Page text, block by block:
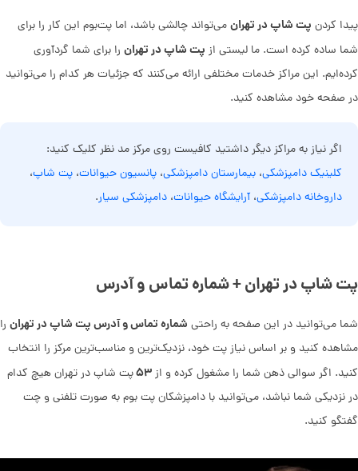
پیدا کردن پت شاپ در تهرانمی‌تواند چالشی باشد، اما پت‌بوم این کار را برای
شما ساده کرده است. ما لیستی از پت شاپ در تهران را برای شما گردآوری
کرده‌ایم. این مراکز خدمات مختلفی ارائه می‌کنند که جزئیات هر کدام را می‌توانید
در صفحه خود مشاهده کنید.
اگر نیاز به مراکز دیگر داشتید کافیست روی مرکز مد نظر کلیک کنید:
کلینیک دامپزشکی، بیمارستان دامپزشکی، پانسیون حیوانات، پت شاپ،
داروخانه دامپزشکی، آرایشگاه حیوانات، دامپزشکی سیار.
پت شاپ در تهران + شماره تماس و آدرس
شما می‌توانید در این صفحه به راحتی شماره تماس و آدرس پت شاپ در تهران را
مشاهده کنید و بر اساس نیاز پت خود، نزدیک‌ترین و مناسب‌ترین مرکز را انتخاب
کنید. اگر سوالی ذهن شما را مشغول کرده و از۵۳پت شاپ در تهران هیچ کدام
در نزدیکی شما نباشد، می‌توانید با دامپزشکان پت بوم به صورت تلفنی و چت
گفتگو کنید.